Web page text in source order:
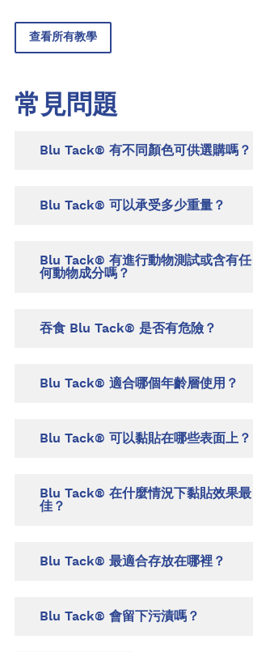
查看所有教學
常見問題
Blu Tack® 有不同顏色可供選購嗎？
Blu Tack® 可以承受多少重量？
Blu Tack® 有進行動物測試或含有任
何動物成分嗎？
吞食 Blu Tack® 是否有危險？
Blu Tack® 適合哪個年齡層使用？
Blu Tack® 可以黏貼在哪些表面上？
Blu Tack® 在什麼情況下黏貼效果最
佳？
Blu Tack® 最適合存放在哪裡？
Blu Tack® 會留下污漬嗎？